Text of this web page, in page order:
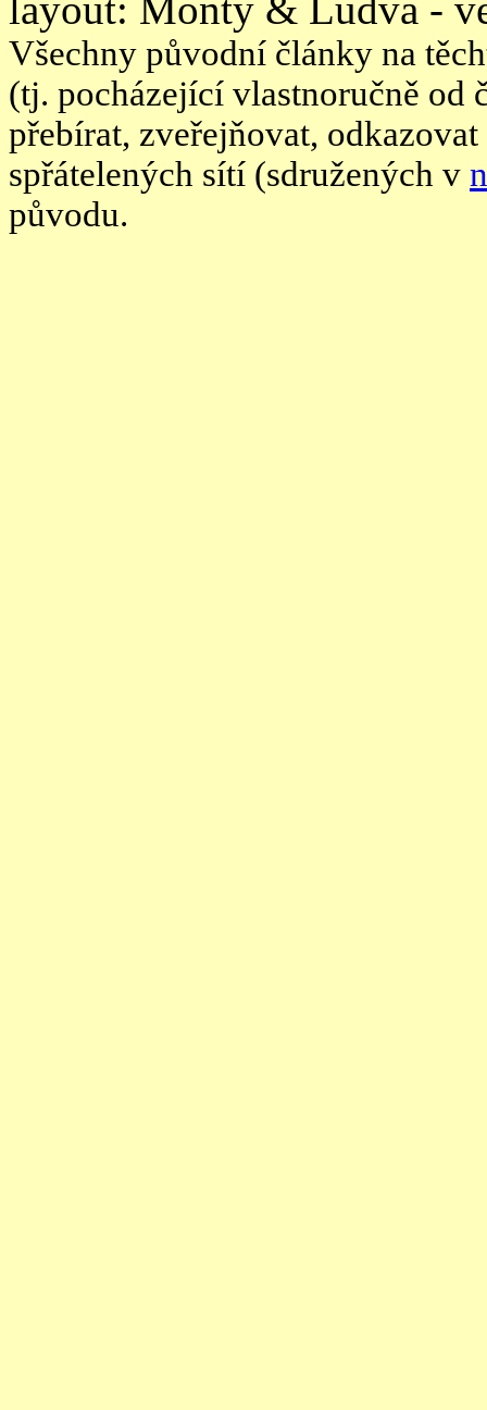
Všechny původní články na
(tj. pocházející vlastnoručně
přebírat, zveřejňovat,
spřátelených sítí (sdružených v
původu.